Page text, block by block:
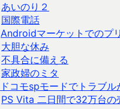
あいのり２
国際電話
Androidマーケットでのプ
大胆な休み
不具合に備える
家政婦のミタ
ドコモspモードでトラブル
PS Vita 二日間で32万台の